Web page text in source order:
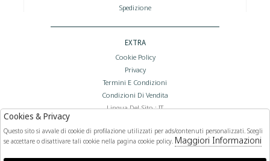
Spedizione
EXTRA
Cookie Policy
Privacy
Termini E Condizioni
Condizioni Di Vendita
Lingua Del Sito : IT
Cookies & Privacy
Questo sito si avvale di cookie di profilazione utilizzati per ads/contenuti personalizzati. Scegli
se accettare o disattivare tali cookie nella pagina cookie policy. Maggiori Informazioni